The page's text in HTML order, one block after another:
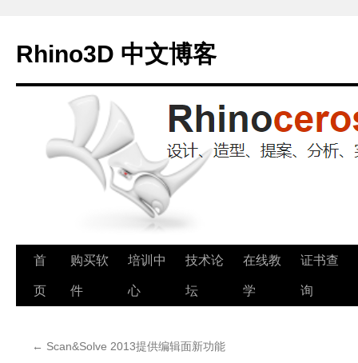
Rhino3D 中文博客
跳
至
首
页
购买软
件
培训中
心
技术论
坛
在线教
学
证书查
询
← Scan&Solve 2013提供编辑面新功能